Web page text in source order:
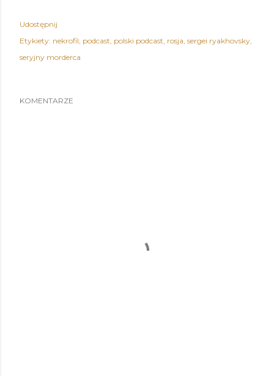
Udostępnij
Etykiety: nekrofil podcast polski podcast rosja sergei ryakhovsky
seryjny morderca
KOMENTARZE